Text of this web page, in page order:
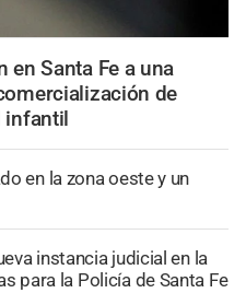
en Santa Fe a una
de
infantil
en la zona oeste y un
instancia judicial en la
para la Policía de Santa Fe